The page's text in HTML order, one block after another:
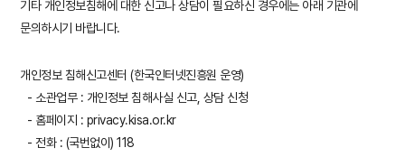
기타 개인정보침해에 대한 신고나 상담이 필요하신 경우에는 아래 기관에
문의하시기 바랍니다.
개인정보 침해신고센터 (한국인터넷진흥원 운영)
- 소관업무 : 개인정보 침해사실 신고, 상담 신청
- 홈페이지 : privacy.kisa.or.kr
- 전화 : (국번없이) 118